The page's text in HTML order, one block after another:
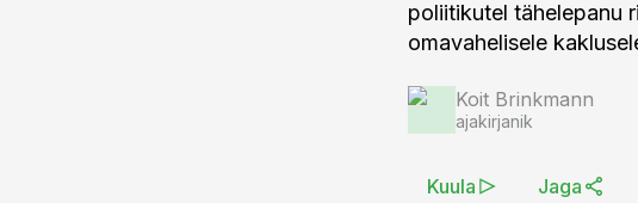
poliitikutel tähelepanu
omavahelisele
Koit Brinkmann
ajakirjanik
Kuula Jaga